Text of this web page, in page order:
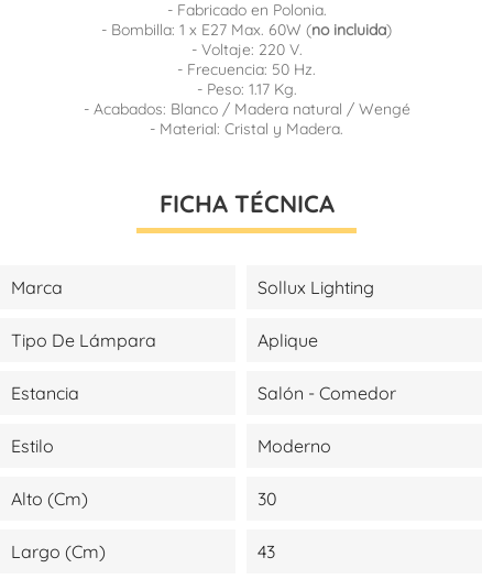
- Fabricado en Polonia.
- Bombilla: 1 x E27 Max. 60W (no incluida)
- Voltaje: 220 V.
- Frecuencia: 50 Hz.
- Peso: 1.17 Kg.
- Acabados: Blanco / Madera natural / Wengé
- Material: Cristal y Madera.
FICHA TÉCNICA
Marca Sollux Lighting
Tipo De Lámpara Aplique
Estancia Salón - Comedor
Estilo Moderno
Alto (cm) 30
Largo (cm) 43